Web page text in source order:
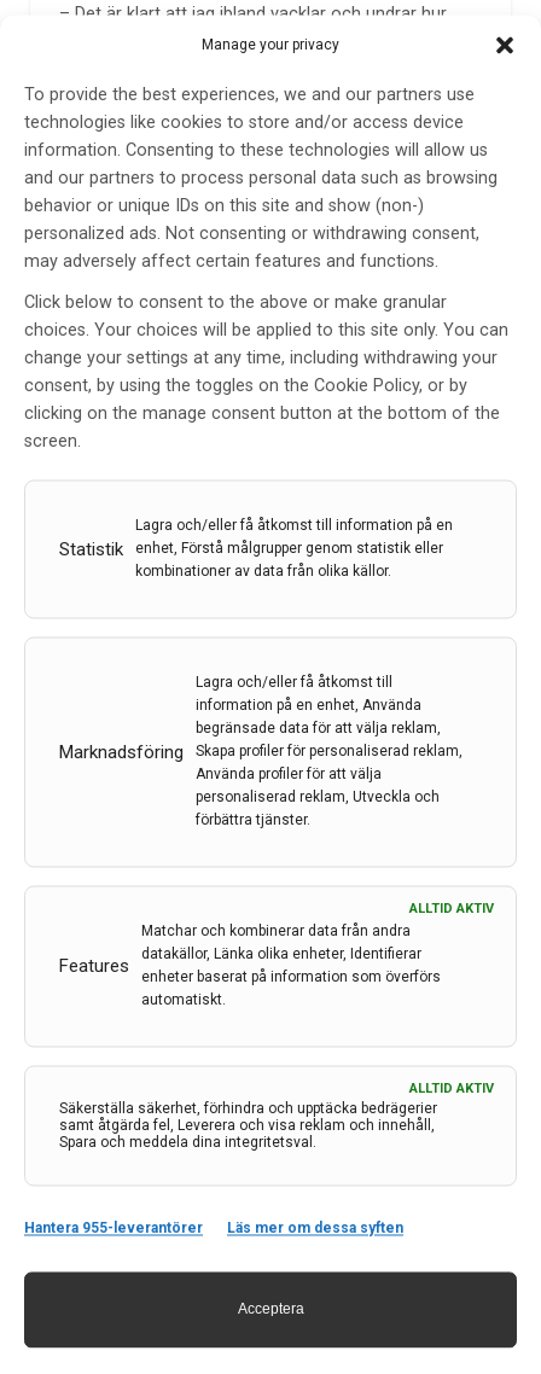
Manage your privacy
To provide the best experiences, we and our partners use
technologies like cookies to store and/or access device
information. Consenting to these technologies will allow us
and our partners to process personal data such as browsing
behavior or unique IDs on this site and show (non-)
personalized ads. Not consenting or withdrawing consent,
may adversely affect certain features and functions.
Click below to consent to the above or make granular
choices. Your choices will be applied to this site only. You can
change your settings at any time, including withdrawing your
consent, by using the toggles on the Cookie Policy, or by
clicking on the manage consent button at the bottom of the
screen.
Statistik
Lagra och/eller få åtkomst till information på en
enhet, Förstå målgrupper genom statistik eller
kombinationer av data från olika källor.
Marknadsföring
Lagra och/eller få åtkomst till
information på en enhet, Använda
begränsade data för att välja reklam,
Skapa profiler för personaliserad reklam,
Använda profiler för att välja
personaliserad reklam, Utveckla och
förbättra tjänster.
Features
ALLTID AKTIV
Matchar och kombinerar data från andra
datakällor, Länka olika enheter, Identifierar
enheter baserat på information som överförs
automatiskt.
Säkerställa säkerhet, förhindra och upptäcka bedrägerier
samt åtgärda fel, Leverera och visa reklam och innehåll,
Spara och meddela dina integritetsval.
ALLTID AKTIV
Hantera 955-leverantörer Läs mer om dessa syften
Acceptera
– Det är klart att jag ibland vacklar och undrar hur
länge jag kommer att orka. Men mitt mål är inte bara
FA. Jag ser det framför mig… att mina söner har fått
behandlingen, att vi står utanför University of Texas
Southwestern Medical Center och att de mår bra. Att
de kan springa, hoppa och leka, leva sina liv som barn
ska få göra.
I världen bedöms cirka 30 000 – 50 000 personer leva
personer. Det är en så kallad sällsynt sjukdom, en av
över 10 000 identifierade sällsynta sjukdomar. Många
forskare är engagerade och forskar på sällsynta
sjukdomar men många vittnar om hur svårt det är att
ta behandlingar hela vägen till den kliniska fasen. På
Karolinska Institutet forskar bland annat Thomas
neuropediatrik, inom området sällsynta sjukdomar.
– Ett möjligt samarbete skulle förstärka det pågående
kan bli avgörande för att påskynda forskningen och
ge svenska patienter tillgång till behandling tidigare,
säger Zardasht Rad.
En person som engageratsig i området finansiering
och nätverk kring sällsynta sjukdomar i Sverige är
. Hon startade Sällsynta fonden som
Pappa Zardasht Rad var
skådespelare, men det hinner han